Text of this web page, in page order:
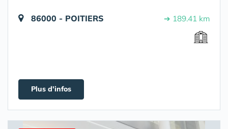
86000 - POITIERS ➔ 189.41 km
Plus d'infos